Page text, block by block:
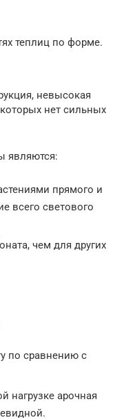
теплиц по форме.
невысокая
нет сильных
являются:
прямого и
всего светового
чем для других
по сравнению с
нагрузке арочная